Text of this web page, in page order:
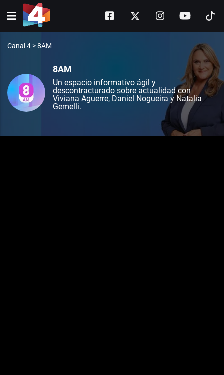
Canal 4 >8AM
8AM
Un espacio informativo ágil y
descontracturado sobre actualidad con
Viviana Aguerre, Daniel Nogueira y Natalia
Gemelli.